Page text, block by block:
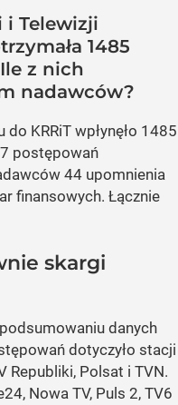
i Telewizji
1485
z nich
nadawców?
KRRiT wpłynęło 1485
postępowań
44 upomnienia
finansowych. Łącznie
skargi
danych
dotyczyło stacji
Republiki, Polsat i TVN.
Nowa TV, Puls 2, TV6